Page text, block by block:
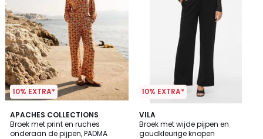
10% EXTRA*
APACHES COLLECTIONS
Broek met print en ruches
onderaan de pijpen, PADMA
10% EXTRA*
VILA
Broek met wijde pijpen en
goudkleurige knopen
2
/
5